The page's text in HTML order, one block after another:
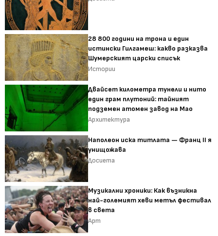
28 800 години на трона и един
истински Гилгамеш: какво разказва
Шумерският царски списък
Истории
Двайсет километра тунели и нито
един грам плутоний: тайният
подземен атомен завод на Мао
Архитектура
Наполеон иска титлата — Франц II я
унищожава
Досиета
Музикални хроники: Как възникна
най-големият хеви метъл фестивал
в света
Арт